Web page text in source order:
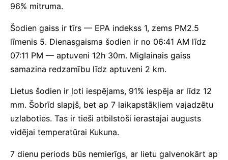
96% mitruma.
Šodien gaiss ir tīrs — EPA indekss 1, zems PM2.5
līmenis 5. Dienasgaisma šodien ir no 06:41 AM līdz
07:11 PM — aptuveni 12h 30m. Miglainais gaiss
samazina redzamību līdz aptuveni 2 km.
Lietus šodien ir ļoti iespējams, 91% iespēja ar līdz 12
mm. Šobrīd slapjš, bet ap 7 laikapstākļiem vajadzētu
uzlaboties. Tas ir tieši atbilstoši ierastajai augusts
vidējai temperatūrai Kukuna.
7 dienu periods būs nemierīgs, ar lietu galvenokārt ap